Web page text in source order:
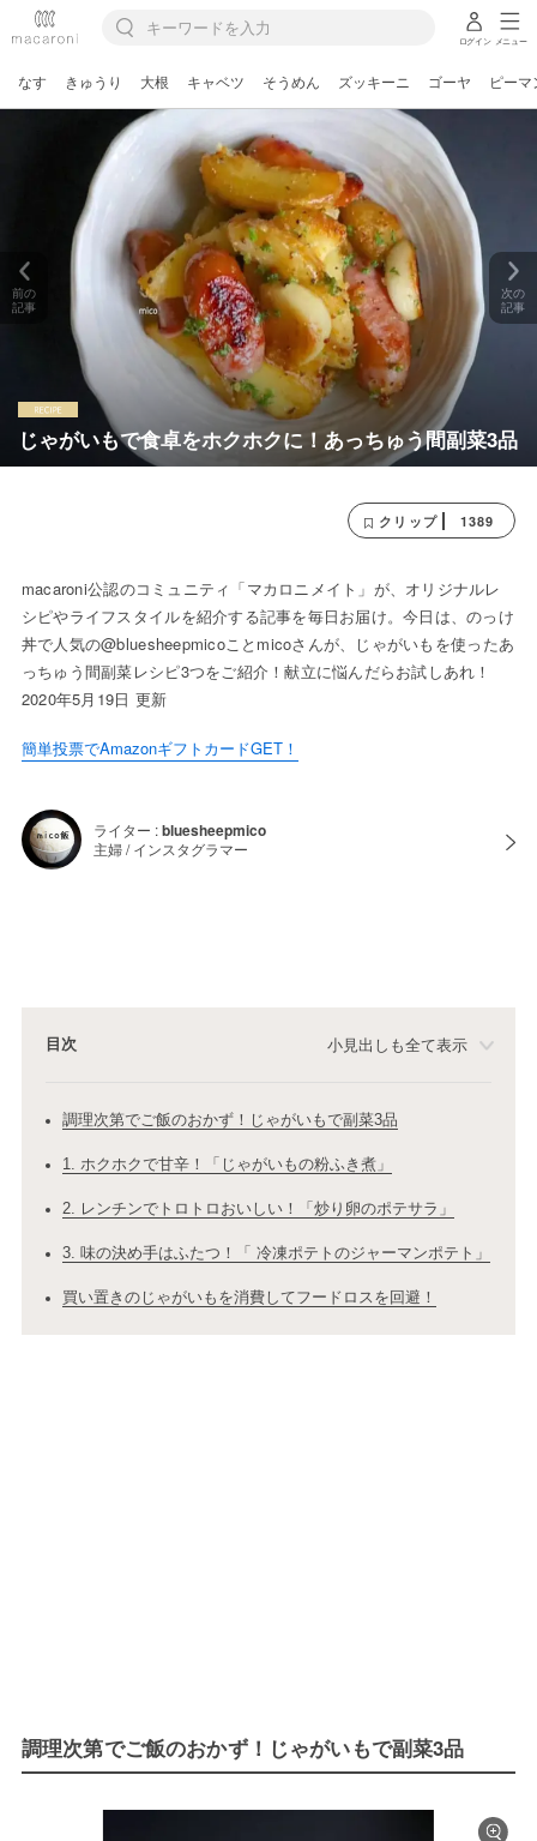
ログイン メニュー
なす きゅうり 大根 キャベツ そうめん ズッキーニ ゴーヤ ピーマ
じゃがいもで食卓をホクホクに！あっちゅう間副菜3品
前の
記事
次の
記事
クリップ 1389
macaroni公認のコミュニティ「マカロニメイト」が、オリジナルレ
シピやライフスタイルを紹介する記事を毎日お届け。今日は、のっけ
丼で人気の@bluesheepmicoことmicoさんが、じゃがいもを使ったあ
っちゅう間副菜レシピ3つをご紹介！献立に悩んだらお試しあれ！
2020年5月19日 更新
簡単投票でAmazonギフトカードGET！
ライター :bluesheepmico
主婦 / インスタグラマー
目次 小見出しも全て表示
調理次第でご飯のおかず！じゃがいもで副菜3品
1. ホクホクで甘辛！「じゃがいもの粉ふき煮」
2. レンチンでトロトロおいしい！「炒り卵のポテサラ」
3. 味の決め手はふたつ！「 冷凍ポテトのジャーマンポテト」
買い置きのじゃがいもを消費してフードロスを回避！
調理次第でご飯のおかず！じゃがいもで副菜3品